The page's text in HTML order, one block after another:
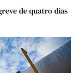
de quatro dias